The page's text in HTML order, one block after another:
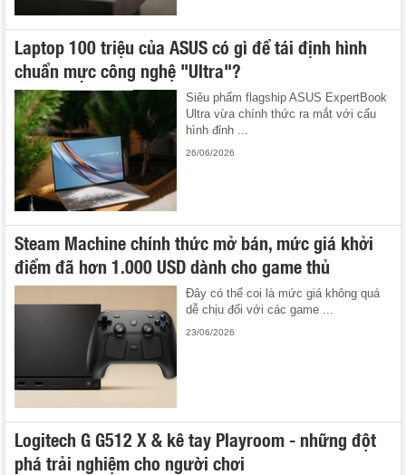
Laptop 100 triệu của ASUS có gì để tái định hình
chuẩn mực công nghệ "Ultra"?
Siêu phẩm flagship ASUS ExpertBook
Ultra vừa chính thức ra mắt với cấu
hình đỉnh ...
26/06/2026
Steam Machine chính thức mở bán, mức giá khởi
điểm đã hơn 1.000 USD dành cho game thủ
Đây có thể coi là mức giá không quá
dễ chịu đối với các game ...
23/06/2026
Logitech G G512 X & kê tay Playroom - những đột
phá trải nghiệm cho người chơi